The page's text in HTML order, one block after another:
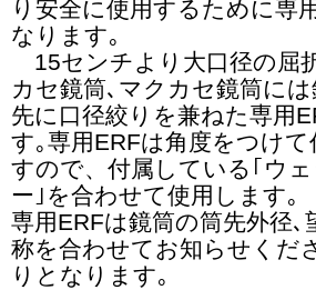
り安全に使用するために専
なります｡
15センチより大口径の屈
カセ鏡筒､マクカセ鏡筒に
先に口径絞りを兼ねた専用
す｡専用ERFは角度をつけて
すので、付属している｢ウ
ー｣を合わせて使用します｡
専用ERFは鏡筒の筒先外径､
称を合わせてお知らせくだ
りとなります｡